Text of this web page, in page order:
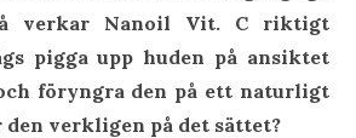
verkar Nanoil Vit. C riktigt
pigga upp huden på ansiktet
föryngra den på ett naturligt
verkligen på det sättet?